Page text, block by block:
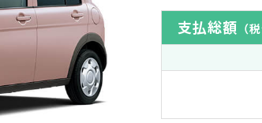
支払総額 （